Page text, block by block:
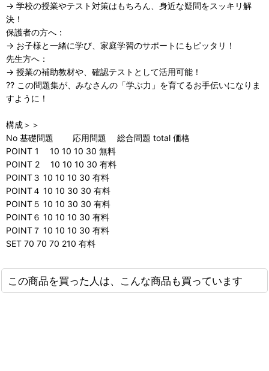
→ 学校の授業やテスト対策はもちろん、身近な疑問をスッキリ解
決！
保護者の方へ：
→ お子様と一緒に学び、家庭学習のサポートにもピッタリ！
先生方へ：
→ 授業の補助教材や、確認テストとして活用可能！
?? この問題集が、みなさんの「学ぶ力」を育てるお手伝いになりま
すように！
構成＞＞
No 基礎問題 応用問題 総合問題 total 価格
POINT 1 10 10 10 30 無料
POINT 2 10 10 10 30 有料
POINT３ 10 10 10 30 有料
POINT４ 10 10 30 30 有料
POINT５ 10 10 30 30 有料
POINT６ 10 10 10 30 有料
POINT７ 10 10 10 30 有料
SET 70 70 70 210 有料
この商品を買った人は、こんな商品も買っています